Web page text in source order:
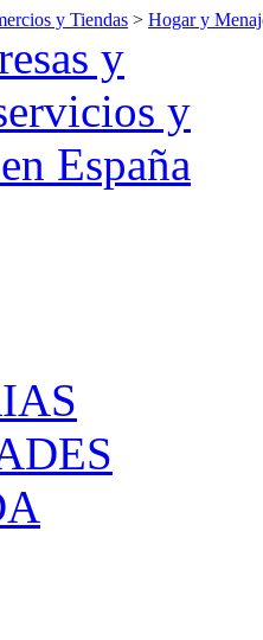
y Tiendas > Hogar y